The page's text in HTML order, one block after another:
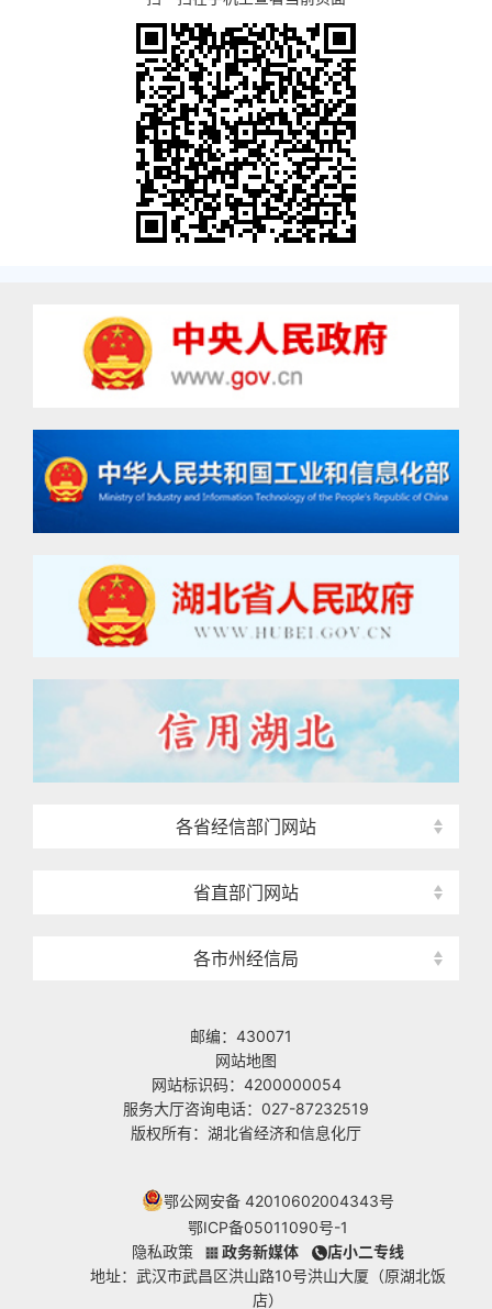
各省经信部门网站
省直部门网站
各市州经信局
邮编：430071
网站地图
网站标识码：4200000054
服务大厅咨询电话：027-87232519
版权所有：湖北省经济和信息化厅
鄂公网安备 42010602004343号
鄂ICP备05011090号-1
隐私政策
政务新媒体
店小二专线
地址：武汉市武昌区洪山路10号洪山大厦（原湖北饭
店）